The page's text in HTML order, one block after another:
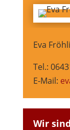
Eva
Tel.:
E-Mail:
Wir